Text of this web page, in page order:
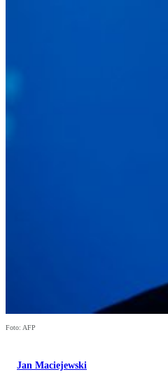
Foto: AFP
Jan Maciejewski